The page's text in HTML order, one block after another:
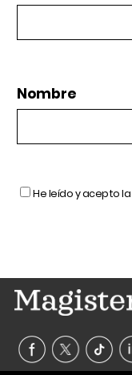
Nombre
He leído y acepto la